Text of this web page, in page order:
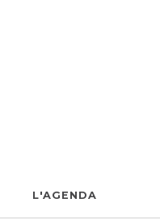
L'AGENDA